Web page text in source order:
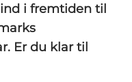
i fremtiden til
Er du klar til